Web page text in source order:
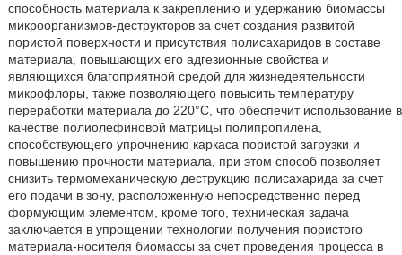
способность материала к закреплению и удержанию биомассы
микроорганизмов-деструкторов за счет создания развитой
пористой поверхности и присутствия полисахаридов в составе
материала, повышающих его адгезионные свойства и
являющихся благоприятной средой для жизнедеятельности
микрофлоры, также позволяющего повысить температуру
переработки материала до 220°С, что обеспечит использование в
качестве полиолефиновой матрицы полипропилена,
способствующего упрочнению каркаса пористой загрузки и
повышению прочности материала, при этом способ позволяет
снизить термомеханическую деструкцию полисахарида за счет
его подачи в зону, расположенную непосредственно перед
формующим элементом, кроме того, техническая задача
заключается в упрощении технологии получения пористого
материала-носителя биомассы за счет проведения процесса в